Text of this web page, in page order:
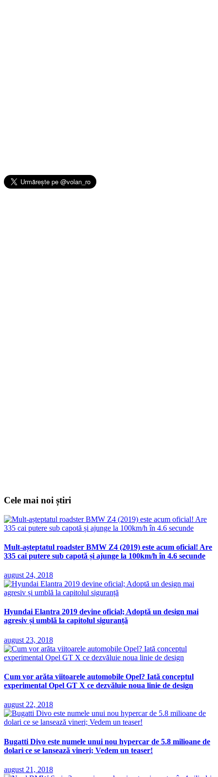
Cele mai noi știri
Mult-așteptatul roadster BMW Z4 (2019) este acum oficial! Are
335 cai putere sub capotă și ajunge la 100km/h în 4.6 secunde
august 24, 2018
Hyundai Elantra 2019 devine oficial; Adoptă un design mai
agresiv și umblă la capitolul siguranță
august 23, 2018
Cum vor arăta viitoarele automobile Opel? Iată conceptul
experimental Opel GT X ce dezvăluie noua linie de design
august 22, 2018
Bugatti Divo este numele unui nou hypercar de 5.8 milioane de
dolari ce se lansează vineri; Vedem un teaser!
august 21, 2018